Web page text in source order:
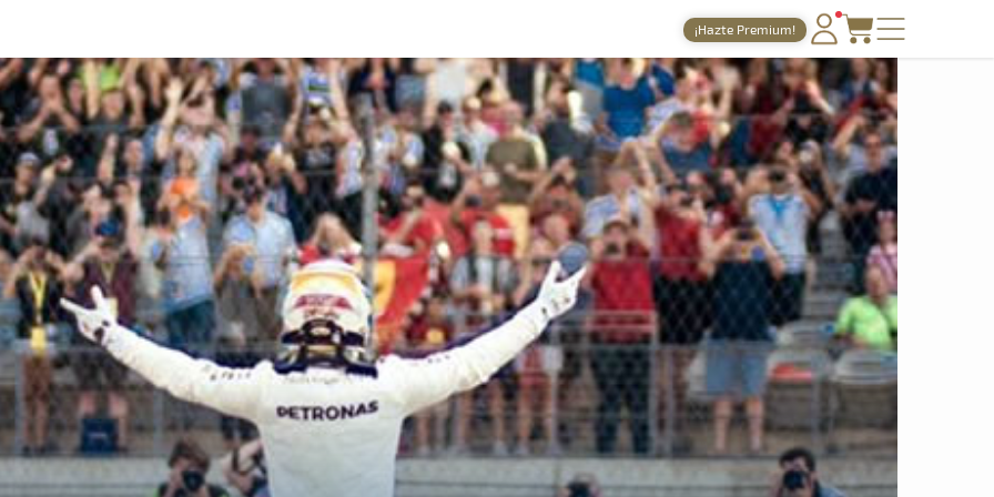
¡Hazte Premium!
PORTADA
TIEMPOS ONLINE
NOTICIAS
AGENDA
GALERÍAS
TIENDA
ARCHIVO